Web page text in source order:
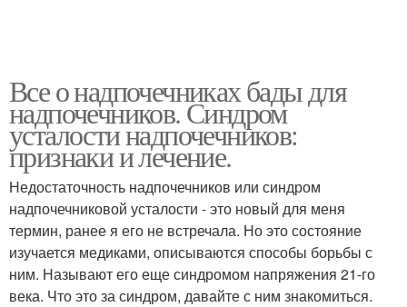
Все о надпочечниках бады для
надпочечников. Синдром
усталости надпочечников:
признаки и лечение.
Недостаточность надпочечников или синдром
надпочечниковой усталости - это новый для меня
термин, ранее я его не встречала. Но это состояние
изучается медиками, описываются способы борьбы с
ним. Называют его еще синдромом напряжения 21-го
века. Что это за синдром, давайте с ним знакомиться.